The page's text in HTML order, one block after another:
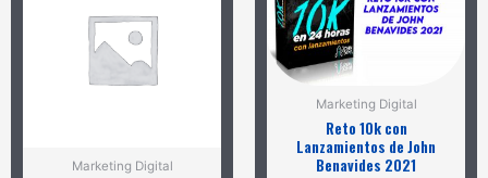
Marketing Digital
Marketing Digital
Reto 10k con
Lanzamientos de John
Benavides 2021